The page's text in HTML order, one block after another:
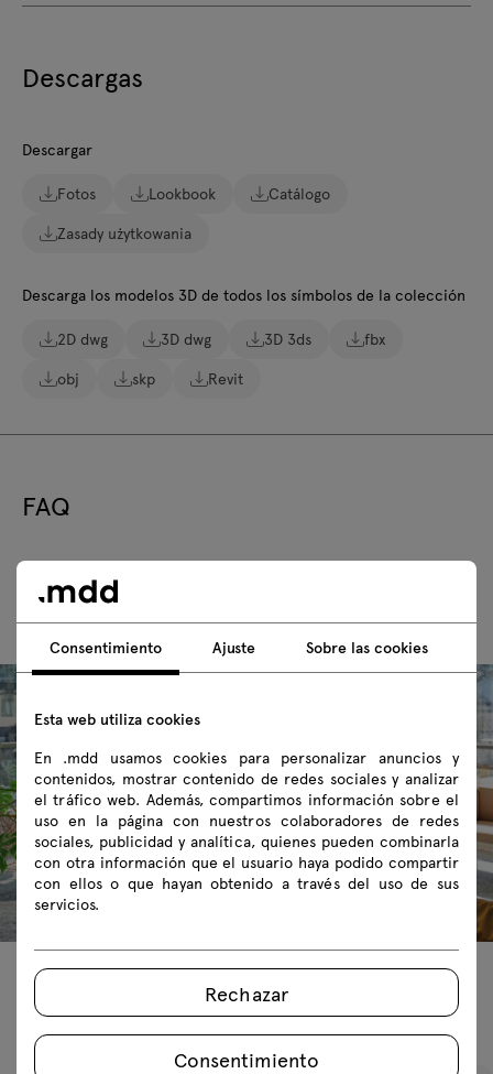
Descargas
Descargar
Fotos Lookbook
Catálogo
Zasady użytkowania
Descarga los modelos 3D de todos los símbolos de la colección
2D dwg 3D dwg 3D 3ds
fbx
obj
skp Revit
FAQ
Productos recomendados
Consentimiento Ajuste Sobre las cookies
Esta web utiliza cookies
En .mdd usamos cookies para personalizar anuncios y
contenidos, mostrar contenido de redes sociales y analizar
el tráfico web. Además, compartimos información sobre el
uso en la página con nuestros colaboradores de redes
sociales, publicidad y analítica, quienes pueden combinarla
con otra información que el usuario haya podido compartir
con ellos o que hayan obtenido a través del uso de sus
servicios.
Rechazar
Consentimiento